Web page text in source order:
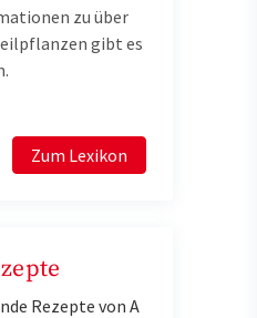
zu über
gibt es
Zum Lexikon
Rezepte von A